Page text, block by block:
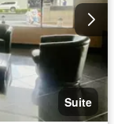
Suite